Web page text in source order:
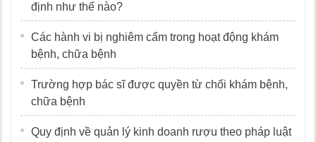
định như thế nào?
Các hành vi bị nghiêm cấm trong hoạt động khám
bệnh, chữa bệnh
Trường hợp bác sĩ được quyền từ chối khám bệnh,
chữa bệnh
Quy định về quản lý kinh doanh rượu theo pháp luật